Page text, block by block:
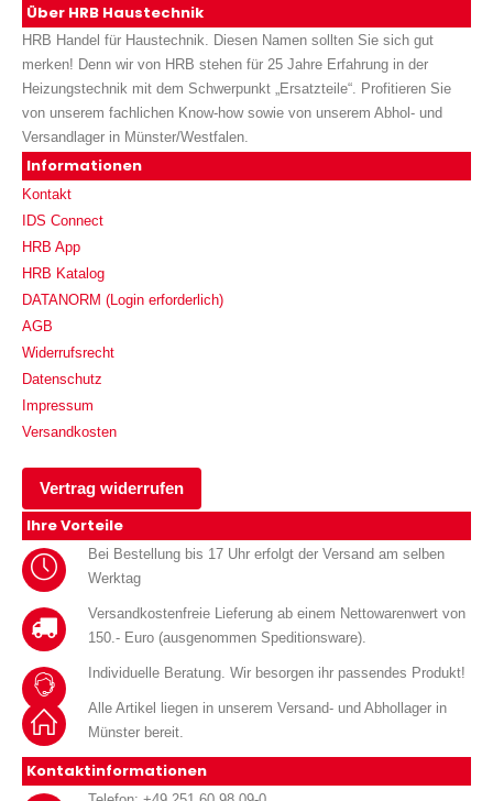
Über HRB Haustechnik
HRB Handel für Haustechnik. Diesen Namen sollten Sie sich gut
merken! Denn wir von HRB stehen für 25 Jahre Erfahrung in der
Heizungstechnik mit dem Schwerpunkt „Ersatzteile“. Profitieren Sie
von unserem fachlichen Know-how sowie von unserem Abhol- und
Versandlager in Münster/Westfalen.
Informationen
Kontakt
IDS Connect
HRB App
HRB Katalog
DATANORM (Login erforderlich)
AGB
Widerrufsrecht
Datenschutz
Impressum
Versandkosten
Vertrag widerrufen
Ihre Vorteile
Bei Bestellung bis 17 Uhr erfolgt der Versand am selben
Werktag
Versandkostenfreie Lieferung ab einem Nettowarenwert von
150.- Euro (ausgenommen Speditionsware).
Individuelle Beratung. Wir besorgen ihr passendes Produkt!
Alle Artikel liegen in unserem Versand- und Abhollager in
Münster bereit.
Kontaktinformationen